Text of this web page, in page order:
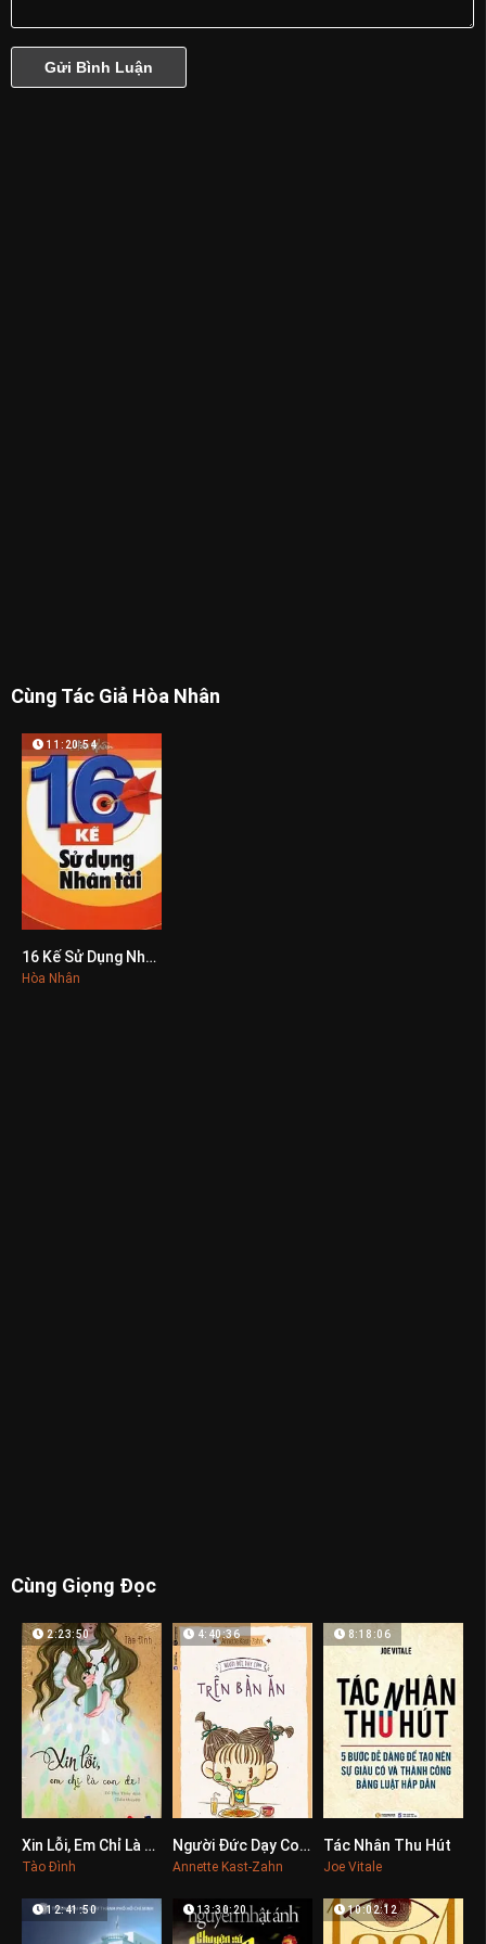
Cùng Tác Giả Hòa Nhân
0
11:20:54
16 Kế Sử Dụng Nhân Tài
Hòa Nhân
Cùng Giọng Đọc
0
2:23:50
Xin Lỗi, Em Chỉ Là Con Đĩ!
Tào Đình
0
4:40:36
Người Đức Dạy Con Trên Bàn Ăn
Annette Kast-Zahn
0
8:18:06
Tác Nhân Thu Hút
Joe Vitale
12:41:50 13:30:20 10:02:12